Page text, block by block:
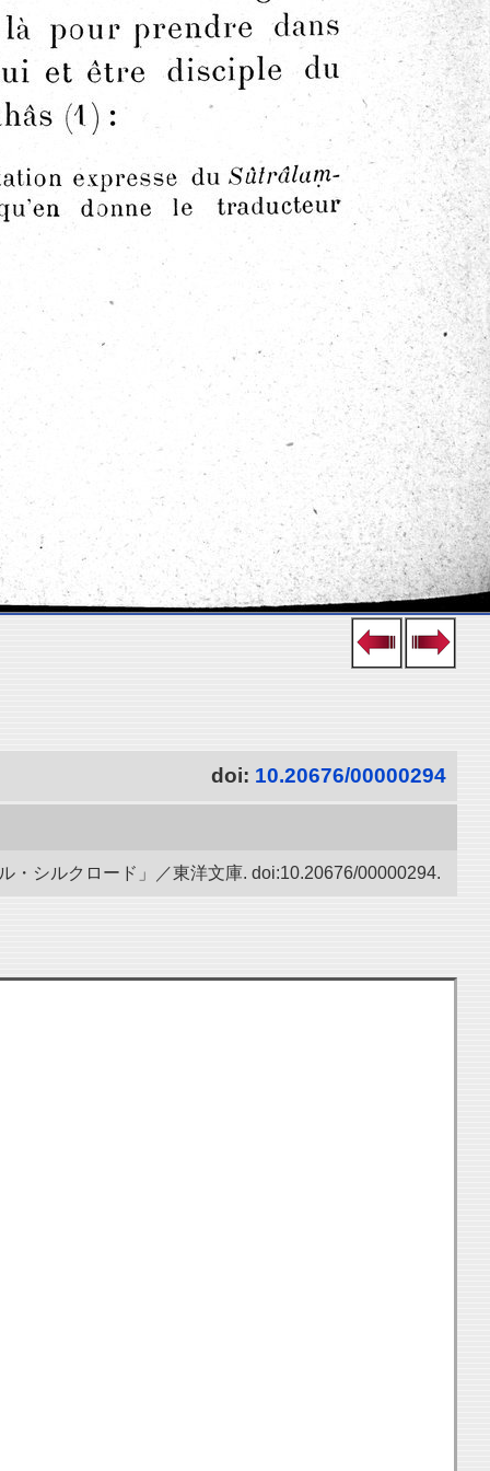
doi: 10.20676/00000294
・シルクロード」／東洋文庫. doi:10.20676/00000294.